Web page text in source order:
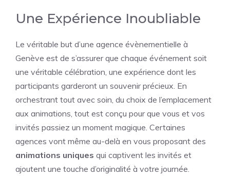
Une Expérience Inoubliable
Le véritable but d’une agence évènementielle à
Genève est de s’assurer que chaque événement soit
une véritable célébration, une expérience dont les
participants garderont un souvenir précieux. En
orchestrant tout avec soin, du choix de l’emplacement
aux animations, tout est conçu pour que vous et vos
invités passiez un moment magique. Certaines
agences vont même au-delà en vous proposant des
animations uniques qui captivent les invités et
ajoutent une touche d’originalité à votre journée.